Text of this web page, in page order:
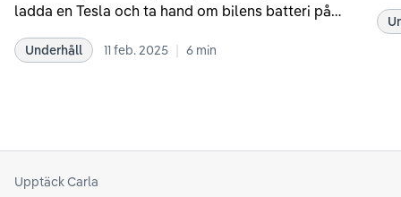
ladda en Tesla och ta hand om bilens batteri på
rekommendationer samt våra egna erfarenheter
Underhåll 11 feb. 2025 | 6 min
att
Upptäck Carla